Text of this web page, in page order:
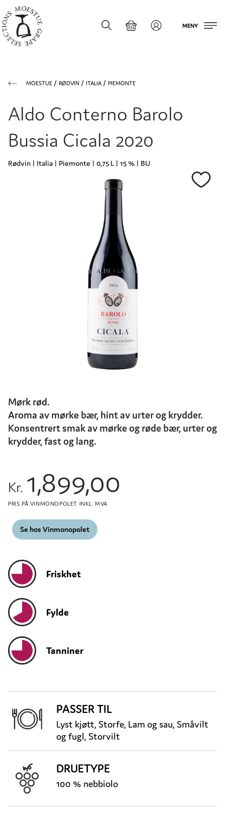
MENY
MOESTUE RØDVIN ITALIA PIEMONTE
Aldo Conterno Barolo
Bussia Cicala 2020
Rødvin | Italia | Piemonte | 0,75 L | 15 % | BU
Mørk rød.
Aroma av mørke bær, hint av urter og krydder.
Konsentrert smak av mørke og røde bær, urter og
krydder, fast og lang.
Kr. 1,899,00
PRIS PÅ VINMONOPOLET INKL. MVA
Se hos Vinmonopolet
Friskhet
Fylde
Tanniner
PASSER TIL
Lyst kjøtt, Storfe, Lam og sau, Småvilt
og fugl, Storvilt
DRUETYPE
100 % nebbiolo